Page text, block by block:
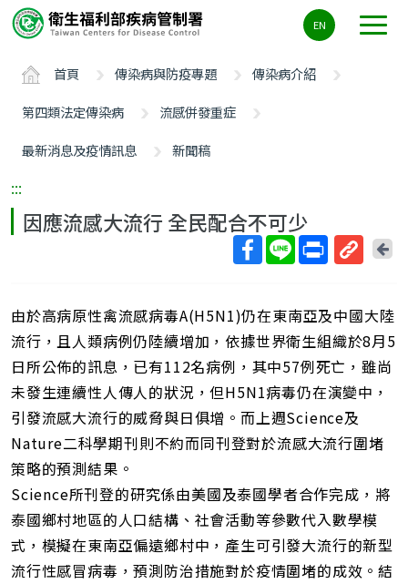
要
ALT+C
EN
首頁 傳染病與防疫專題
傳染病介紹
第四類法定傳染病
流感併發重症
最新消息及疫情訊息
新聞稿
:::
因應流感大流行 全民配合不可少
短
網
址
回
頁
由於高病原性禽流感病毒A(H5N1)仍在東南亞及中國大陸
流行，且人類病例仍陸續增加，依據世界衛生組織於8月5
日所公佈的訊息，已有112名病例，其中57例死亡，雖尚
未發生連續性人傳人的狀況，但H5N1病毒仍在演變中，
引發流感大流行的威脅與日俱增。而上週Science及
Nature二科學期刊則不約而同刊登對於流感大流行圍堵
策略的預測結果。
Science所刊登的研究係由美國及泰國學者合作完成，將
泰國鄉村地區的人口結構、社會活動等參數代入數學模
式，模擬在東南亞偏遠鄉村中，產生可引發大流行的新型
流行性感冒病毒，預測防治措施對於疫情圍堵的成效。結